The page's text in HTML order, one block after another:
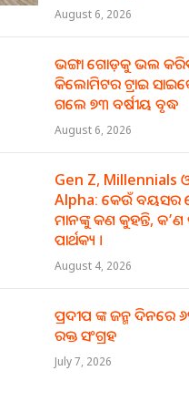
August 6, 2026
ଭଙ୍ଗା ଗୋଡ଼କୁ ଭଲ
କିଲୋମିଟର ଟ୍ରାଇ
ଗଲେ ୭୩ ବର୍ଷୀୟ ବୃଦ୍ଧ
August 6, 2026
Gen Z, Millennials
Alpha: କେଉଁ ବୟସର
ମାନଙ୍କୁ କଣ କୁହନ୍ତି,
ପାର୍ଥକ୍ୟ ।
August 4, 2026
ପ୍ରଦୀପ ଙ୍କ ଜନ୍ମ
ରକ୍ତ ସଂଗ୍ରହ
July 7, 2026